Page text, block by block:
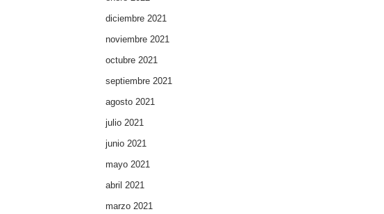
diciembre 2021
noviembre 2021
octubre 2021
septiembre 2021
agosto 2021
julio 2021
junio 2021
mayo 2021
abril 2021
marzo 2021